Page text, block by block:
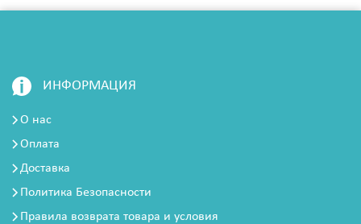
ИНФОРМАЦИЯ
О нас
Оплата
Доставка
Политика Безопасности
Правила возврата товара и условия